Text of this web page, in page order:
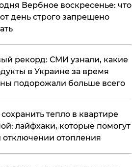
Вербное воскресенье: что
день строго запрещено
рекорд: СМИ узнали, какие
в Украине за время
подорожали больше всего
сохранить тепло в квартире
лайфхаки, которые помогут
отключении отопления